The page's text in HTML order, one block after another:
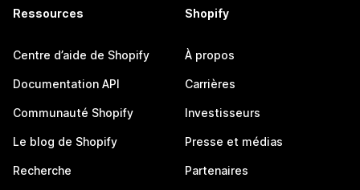
Ressources
Centre d’aide de Shopify
Documentation API
Communauté Shopify
Le blog de Shopify
Recherche
Shopify
À propos
Carrières
Investisseurs
Presse et médias
Partenaires